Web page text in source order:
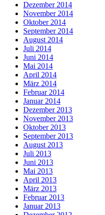
Dezember 2014
November 2014
Oktober 2014
September 2014
August 2014
Juli 2014
Juni 2014
Mai 2014
April 2014
März 2014
Februar 2014
Januar 2014
Dezember 2013
November 2013
Oktober 2013
September 2013
August 2013
Juli 2013
Juni 2013
Mai 2013
April 2013
März 2013
Februar 2013
Januar 2013